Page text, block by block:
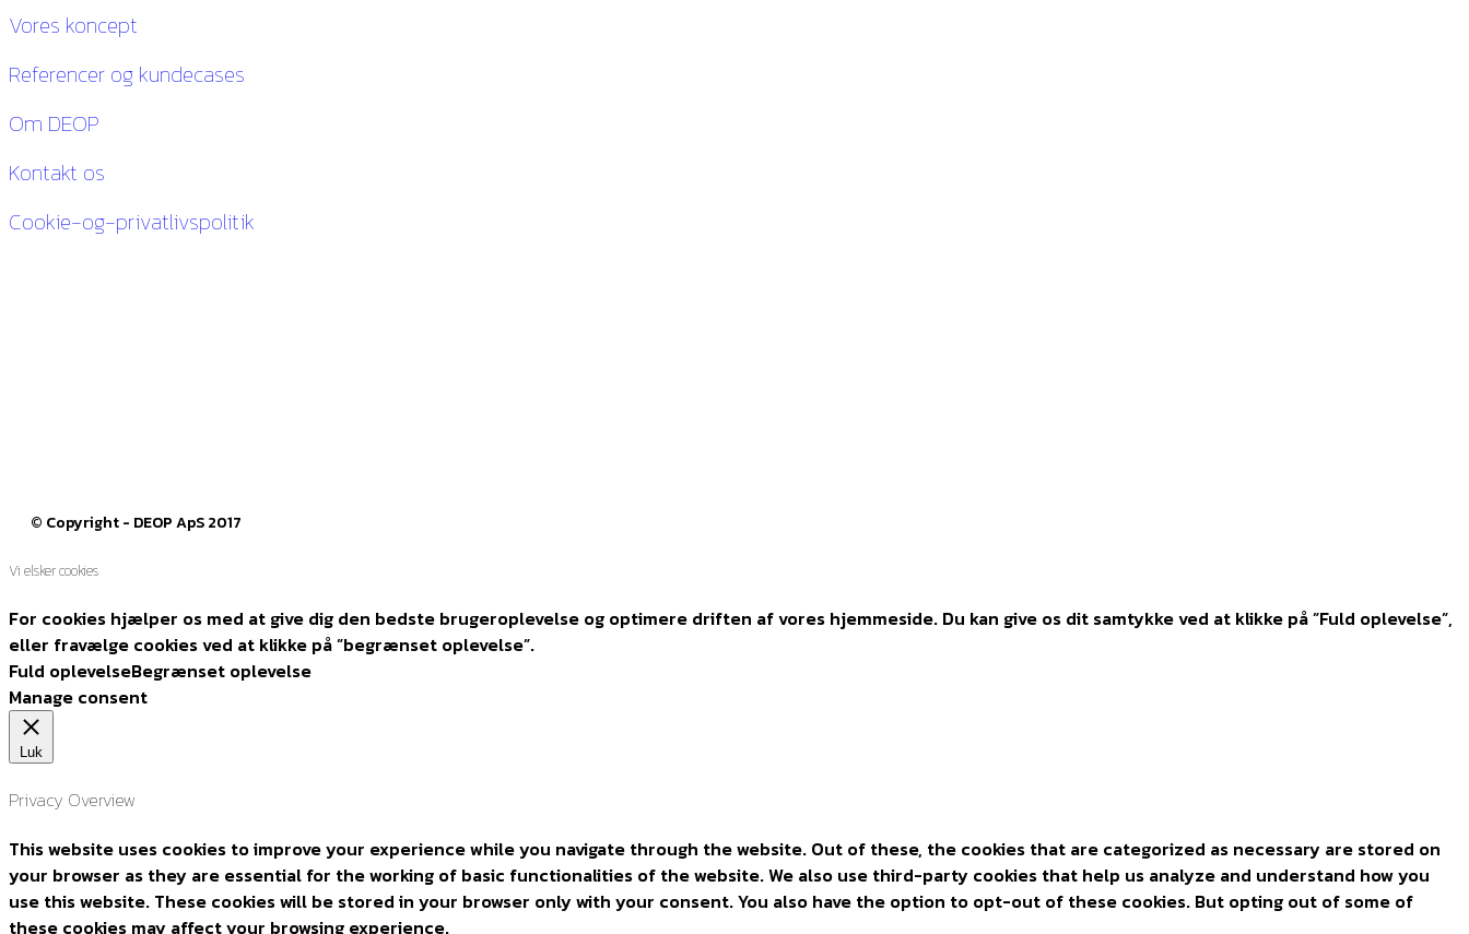
Vores koncept
Referencer og kundecases
Om DEOP
Kontakt os
Cookie-og-privatlivspolitik
© Copyright - DEOP ApS 2017
Vi elsker cookies
For cookies hjælper os med at give dig den bedste brugeroplevelse og optimere driften af vores hjemmeside. Du kan give os dit samtykke ved at klikke på ”Fuld oplevelse”,
eller fravælge cookies ved at klikke på ”begrænset oplevelse”.
Fuld oplevelseBegrænset oplevelse
Manage consent
Luk
Privacy Overview
This website uses cookies to improve your experience while you navigate through the website. Out of these, the cookies that are categorized as necessary are stored on
your browser as they are essential for the working of basic functionalities of the website. We also use third-party cookies that help us analyze and understand how you
use this website. These cookies will be stored in your browser only with your consent. You also have the option to opt-out of these cookies. But opting out of some of
these cookies may affect your browsing experience.